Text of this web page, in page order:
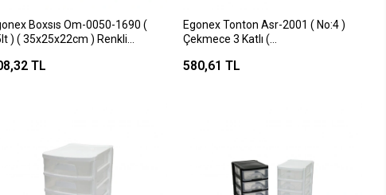
Boxsıs Om-0050-1690 (
) ( 35x25x22cm ) Renkli
TL
Egonex Tonton Asr-2001 ( No:4 )
Çekmece 3 Katlı (
580,61 TL